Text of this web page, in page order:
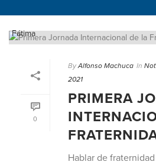
0
By Alfonso Machuca In
2021
PRIMERA
Hablar de